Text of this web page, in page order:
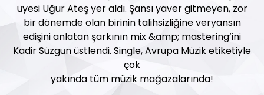
üyesi Uğur Ateş yer aldı. Şansı yaver gitmeyen, zor
bir dönemde olan birinin talihsizliğine veryansın
edişini anlatan şarkının mix &amp; mastering’ini
Kadir Süzgün üstlendi. Single, Avrupa Müzik etiketiyle
çok
yakında tüm müzik mağazalarında!